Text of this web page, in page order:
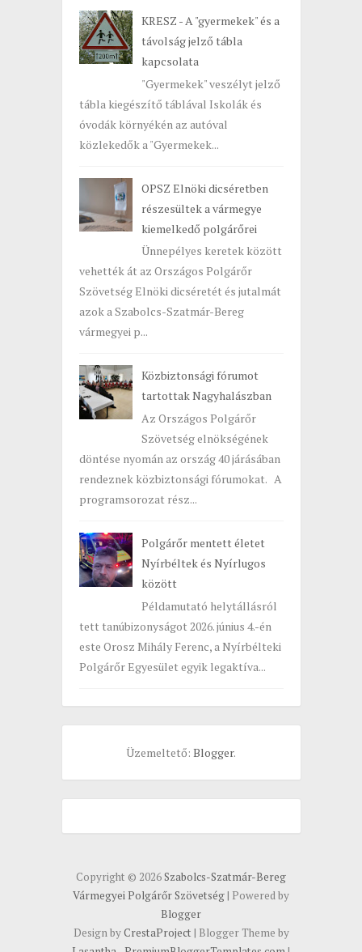
KRESZ - A "gyermekek" és a
távolság jelző tábla
kapcsolata
"Gyermekek" veszélyt jelző
tábla kiegészítő táblával Iskolák és
óvodák környékén az autóval
közlekedők a "Gyermekek...
OPSZ Elnöki dicséretben
részesültek a vármegye
kiemelkedő polgárőrei
Ünnepélyes keretek között
vehették át az Országos Polgárőr
Szövetség Elnöki dicséretét és jutalmát
azok a Szabolcs-Szatmár-Bereg
vármegyei p...
Közbiztonsági fórumot
tartottak Nagyhalászban
Az Országos Polgárőr
Szövetség elnökségének
döntése nyomán az ország 40 járásában
rendeznek közbiztonsági fórumokat. A
programsorozat rész...
Polgárőr mentett életet
Nyírbéltek és Nyírlugos
között
Példamutató helytállásról
tett tanúbizonyságot 2026. június 4.-én
este Orosz Mihály Ferenc, a Nyírbélteki
Polgárőr Egyesület egyik legaktíva...
Üzemeltető: Blogger.
Copyright © 2026Szabolcs-Szatmár-Bereg
Vármegyei Polgárőr Szövetség| Powered by
Blogger
Design byCrestaProject | Blogger Theme by